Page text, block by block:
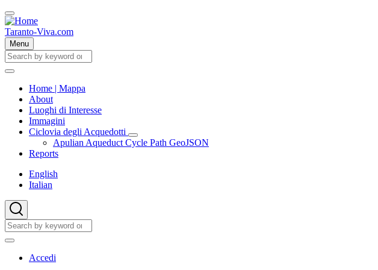
Skip
to
main
content
Taranto-Viva.com
Menu
Cerca
Cerca
Main
navigation
Home | Mappa
About
Luoghi di Interesse
Immagini
Ciclovia degli Acquedotti
Ciclovia
degli
Apulian Aqueduct Cycle Path GeoJSON
Reports
English
Italian
Cerca
Cerca
User
Accedi